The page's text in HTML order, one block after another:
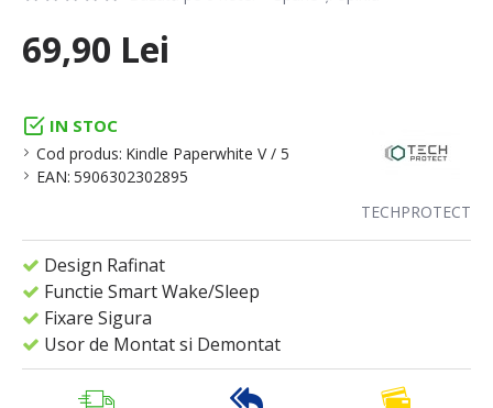
IN STOC
Cod produs: Kindle Paperwhite V / 5
EAN: 5906302302895
TECHPROTECT
Design Rafinat
Functie Smart Wake/Sleep
Fixare Sigura
Usor de Montat si Demontat
69,90 Lei